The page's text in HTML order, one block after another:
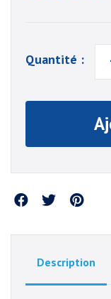
Quantité :
Partager
Description